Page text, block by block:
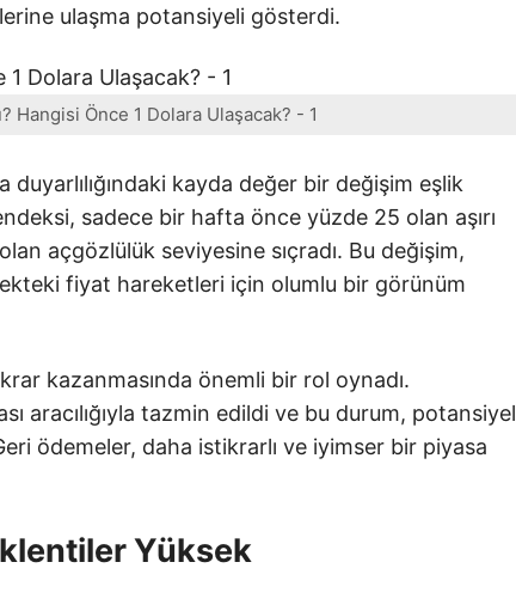
ulaşma potansiyeli gösterdi.
Hangisi Önce 1 Dolara Ulaşacak? - 1
duyarlılığındaki kayda değer bir değişim eşlik
sadece bir hafta önce yüzde 25 olan aşırı
açgözlülük seviyesine sıçradı. Bu değişim,
fiyat hareketleri için olumlu bir görünüm
kazanmasında önemli bir rol oynadı.
aracılığıyla tazmin edildi ve bu durum, potansiyel
ödemeler, daha istikrarlı ve iyimser bir piyasa
Yüksek